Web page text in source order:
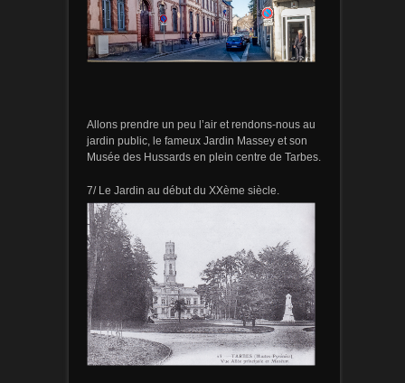
Allons prendre un peu l’air et rendons-nous au
jardin public, le fameux Jardin Massey et son
Musée des Hussards en plein centre de Tarbes.
7/ Le Jardin au début du XXème siècle.